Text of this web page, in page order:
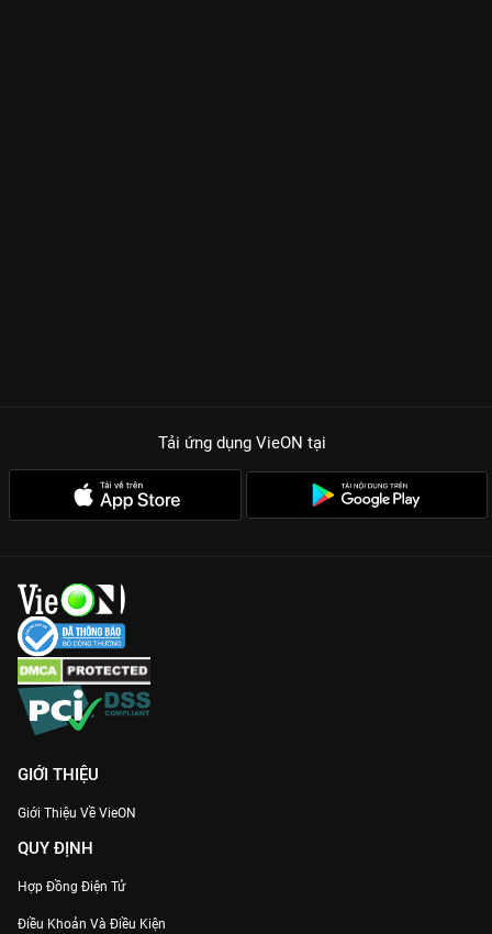
Tải ứng dụng VieON tại
GIỚI THIỆU
Giới Thiệu Về VieON
QUY ĐỊNH
Hợp Đồng Điện Tử
Điều Khoản Và Điều Kiện